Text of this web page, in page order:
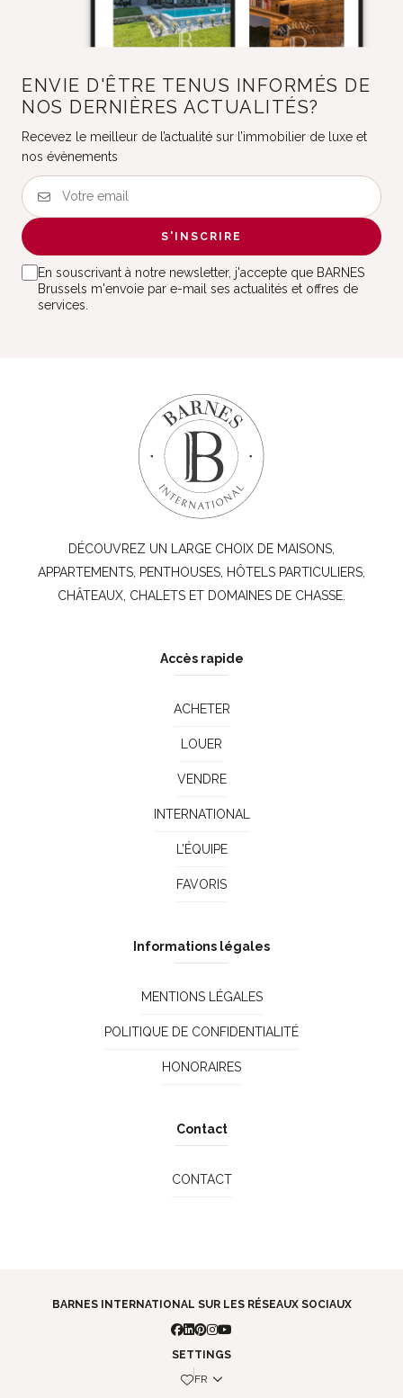
ENVIE D'ÊTRE TENUS INFORMÉS DE
NOS DERNIÈRES ACTUALITÉS?
Recevez le meilleur de l’actualité sur l’immobilier de luxe et
nos évènements
S'INSCRIRE
En souscrivant à notre newsletter, j'accepte que BARNES
Brussels m'envoie par e-mail ses actualités et offres de
services.
DÉCOUVREZ UN LARGE CHOIX DE MAISONS,
APPARTEMENTS, PENTHOUSES, HÔTELS PARTICULIERS,
CHÂTEAUX, CHALETS ET DOMAINES DE CHASSE.
Accès rapide
ACHETER
LOUER
VENDRE
INTERNATIONAL
L’ÉQUIPE
FAVORIS
Informations légales
MENTIONS LÉGALES
POLITIQUE DE CONFIDENTIALITÉ
HONORAIRES
Contact
CONTACT
BARNES INTERNATIONAL SUR LES RÉSEAUX SOCIAUX
SETTINGS
FR